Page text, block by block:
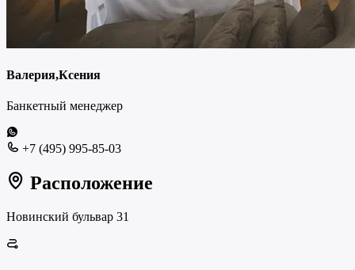
Валерия,Ксения
Банкетный менеджер
+7 (495) 995-85-03
Расположение
Новинский бульвар 31